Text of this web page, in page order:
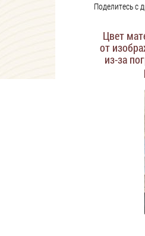
Поделитесь с
Цвет
от
из-за